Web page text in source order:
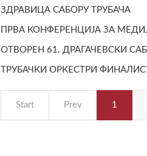
ЗДРАВИЦА САБОРУ ТРУБАЧА
ПРВА КОНФЕРЕНЦИЈА ЗА
ОТВОРЕН 61. ДРАГАЧЕВСКИ
ТРУБАЧКИ ОРКЕСТРИ
Start Prev 1